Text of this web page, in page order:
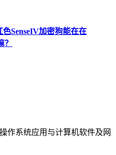
SenseIV加密狗能在在
作系统应用与计算机软件及网